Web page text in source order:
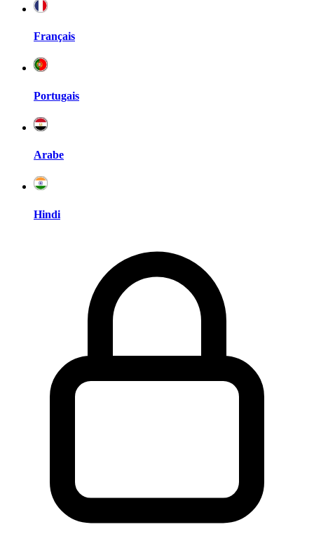
Français
Portugais
Arabe
Hindi